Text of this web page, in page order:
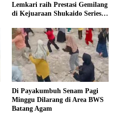
Lemkari raih Prestasi Gemilang
di Kejuaraan Shukaido Series 1
Di Payakumbuh Senam Pagi
Minggu Dilarang di Area BWS
Batang Agam